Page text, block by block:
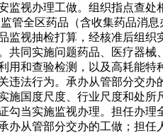
视办理工做。组织指点查
全区药品（含收集药品消
视抽检打算，经核准后组
同实施问题药品、医疗器
和查验检测，以及高耗能
法行为。承办从管部分交
国度尺度、行业尺度和处
当实施监视办理。担任办
从管部分交办的工做；担